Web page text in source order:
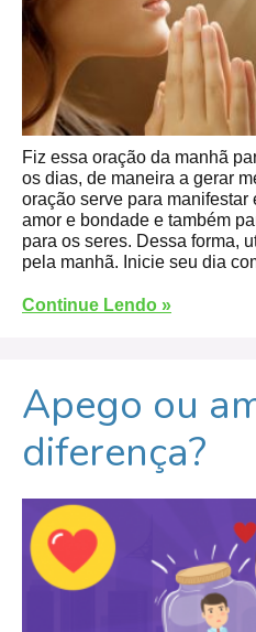
Fiz essa oração da manhã
os dias, de maneira a gerar
oração serve para
amor e bondade e também
para os seres. Dessa forma,
pela manhã. Inicie seu dia
Continue Lendo »
Apego ou
diferença?